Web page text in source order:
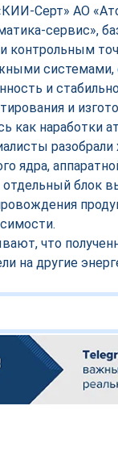
Серт» АО
сервис»,
системами,
и
и
как наработки
разобрали
ядра,
блок
что
на другие